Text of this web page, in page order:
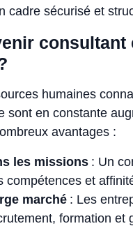
cadre sécurisé et
humaines
sont en constante
avantages :
les missions: Un
compétences et
marché: Les
formation et